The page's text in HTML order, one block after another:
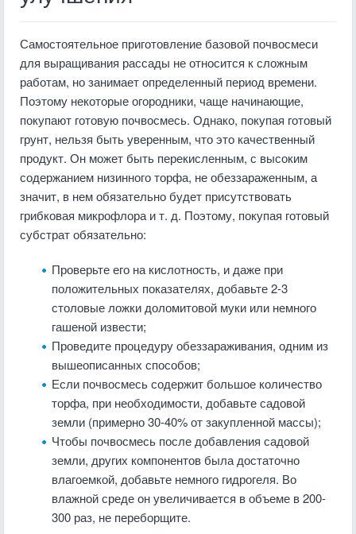
Самостоятельное приготовление базовой почвосмеси
для выращивания рассады не относится к сложным
работам, но занимает определенный период времени.
Поэтому некоторые огородники, чаще начинающие,
покупают готовую почвосмесь. Однако, покупая готовый
грунт, нельзя быть уверенным, что это качественный
продукт. Он может быть перекисленным, с высоким
содержанием низинного торфа, не обеззараженным, а
значит, в нем обязательно будет присутствовать
грибковая микрофлора и т. д. Поэтому, покупая готовый
субстрат обязательно:
Проверьте его на кислотность, и даже при
положительных показателях, добавьте 2-3
столовые ложки доломитовой муки или немного
гашеной извести;
Проведите процедуру обеззараживания, одним из
вышеописанных способов;
Если почвосмесь содержит большое количество
торфа, при необходимости, добавьте садовой
земли (примерно 30-40% от закупленной массы);
Чтобы почвосмесь после добавления садовой
земли, других компонентов была достаточно
влагоемкой, добавьте немного гидрогеля. Во
влажной среде он увеличивается в объеме в 200-
300 раз, не переборщите.